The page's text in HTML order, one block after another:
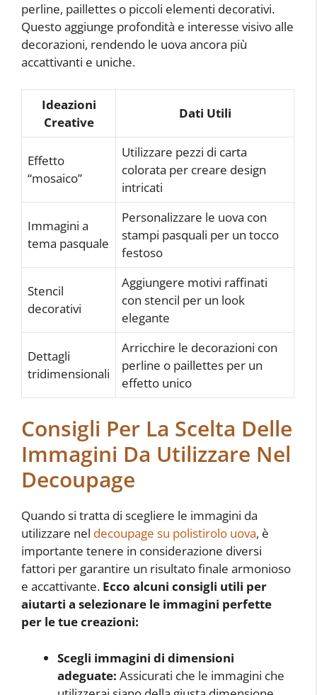
perline, paillettes o piccoli elementi decorativi.
Questo aggiunge profondità e interesse visivo alle
decorazioni, rendendo le uova ancora più
accattivanti e uniche.
Ideazioni
Creative
Dati Utili
Effetto
“mosaico”
Utilizzare pezzi di carta
colorata per creare design
intricati
Immagini a
tema pasquale
Personalizzare le uova con
stampi pasquali per un tocco
festoso
Stencil
decorativi
Aggiungere motivi raffinati
con stencil per un look
elegante
Dettagli
tridimensionali
Arricchire le decorazioni con
perline o paillettes per un
effetto unico
Consigli Per La Scelta Delle
Immagini Da Utilizzare Nel
Decoupage
Quando si tratta di scegliere le immagini da
utilizzare nel decoupage su polistirolo uova, è
importante tenere in considerazione diversi
fattori per garantire un risultato finale armonioso
e accattivante. Ecco alcuni consigli utili per
aiutarti a selezionare le immagini perfette
per le tue creazioni:
Scegli immagini di dimensioni
adeguate: Assicurati che le immagini che